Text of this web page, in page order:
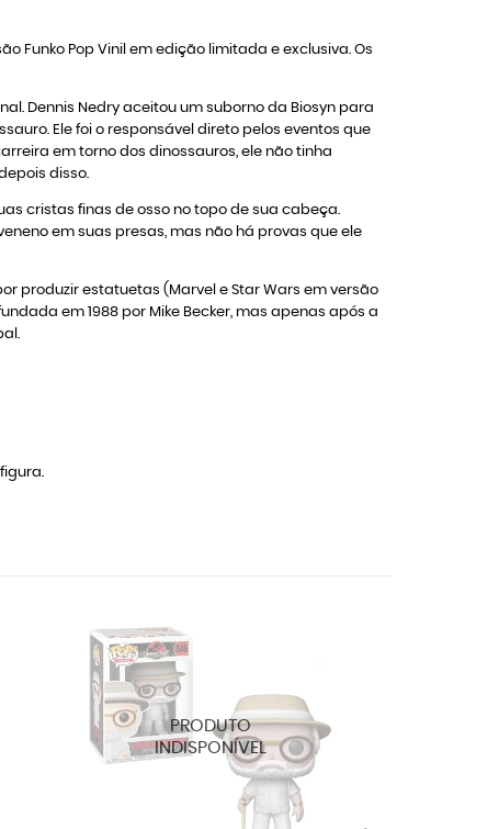
Funko Pop Vinil em edição limitada e exclusiva. Os
Dennis Nedry aceitou um suborno da Biosyn para
Ele foi o responsável direto pelos eventos que
em torno dos dinossauros, ele não tinha
disso.
cristas finas de osso no topo de sua cabeça.
em suas presas, mas não há provas que ele
produzir estatuetas (Marvel e Star Wars em versão
em 1988 por Mike Becker, mas apenas após a